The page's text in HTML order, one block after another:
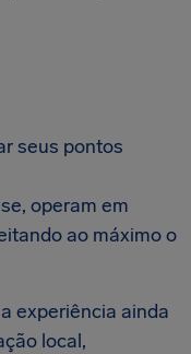
seus pontos
operam em
ao máximo o
experiência ainda
local,